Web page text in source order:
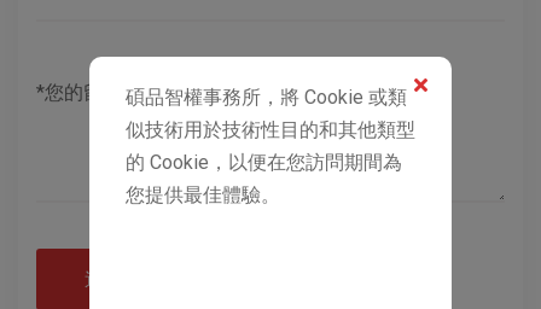
碩品智權事務所，將 Cookie 或類
似技術用於技術性目的和其他類型
的 Cookie，以便在您訪問期間為
您提供最佳體驗。
送出諮詢